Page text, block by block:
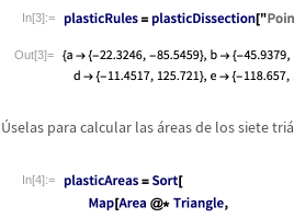
In[3]:=
Out[3]=
Úselas para calcular lasáreas de los siete triá
In[4]:=